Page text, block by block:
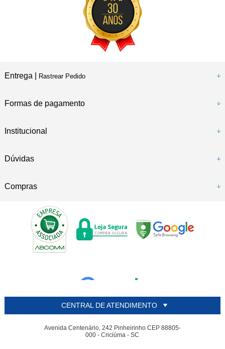
Entrega | Rastrear Pedido
Formas de pagamento
Institucional
Dúvidas
Compras
CENTRAL DE ATENDIMENTO
Avenida Centenário, 242 Pinheirinho CEP 88805-
000 - Criciúma - SC